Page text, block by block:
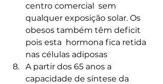
centro comercial  sem
qualquer exposição solar. Os
obesos também têm deficit
pois esta  hormona fica retida
nas células adiposas
A partir dos 65 anos a
capacidade de síntese da